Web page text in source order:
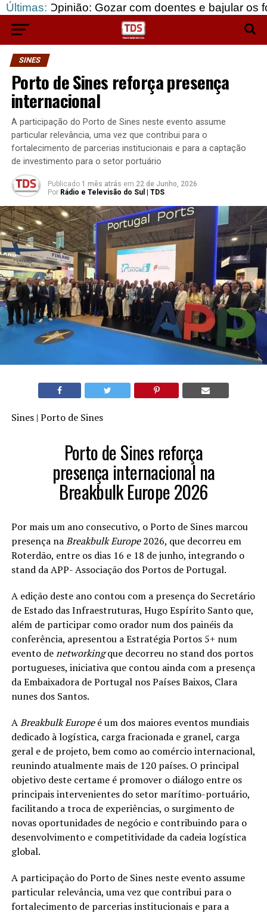
Últimas:Gozar com doentes e bajular os fortes…
SINES
Porto de Sines reforça presença
internacional
A participação do Porto de Sines neste evento assume
particular relevância, uma vez que contribui para o
fortalecimento de parcerias institucionais e para a captação
de investimento para o setor portuário
Publicado 1 mês atrás em 22 de Junho, 2026
Por Rádio e Televisão do Sul | TDS
Sines | Porto de Sines
Porto de Sines reforça
presença internacional na
Breakbulk Europe 2026
Por mais um ano consecutivo, o Porto de Sines marcou
presença naBreakbulk Europe2026, que decorreu em
Roterdão, entre os dias 16 e 18 de junho, integrando o
stand da APP- Associação dos Portos de Portugal.
A edição deste ano contou com a presença do Secretário
de Estado das Infraestruturas, Hugo Espírito Santo que,
além de participar como orador num dos painéis da
conferência, apresentou a Estratégia Portos 5+ num
evento denetworkingque decorreu no stand dos portos
portugueses, iniciativa que contou ainda com a presença
da Embaixadora de Portugal nos Países Baixos, Clara
nunes dos Santos.
ABreakbulk Europeé um dos maiores eventos mundiais
dedicado à logística, carga fracionada e granel, carga
geral e de projeto, bem como ao comércio internacional,
reunindo atualmente mais de 120 países. O principal
objetivo deste certame é promover o diálogo entre os
principais intervenientes do setor marítimo-portuário,
facilitando a troca de experiências, o surgimento de
novas oportunidades de negócio e contribuindo para o
desenvolvimento e competitividade da cadeia logística
global.
A participação do Porto de Sines neste evento assume
particular relevância, uma vez que contribui para o
fortalecimento de parcerias institucionais e para a